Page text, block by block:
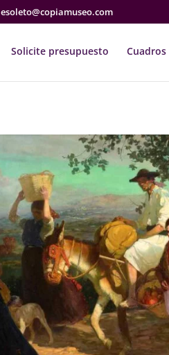
esoleto@copiamuseo.com
Solicite presupuesto Cuadros